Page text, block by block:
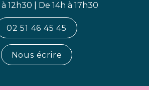
12h30 | De 14h à 17h30
02 51 46 45 45
Nous écrire